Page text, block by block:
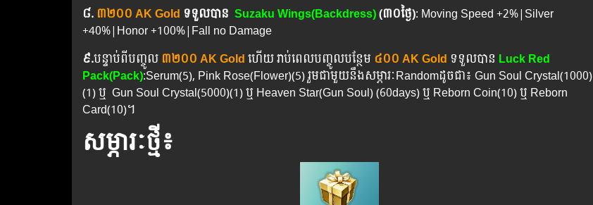
៨. ៣២០០ AK Gold ទទួលបាន Suzaku Wings(Backdress)(៣០ថ្ងៃ): Moving Speed +2%|Silver
+40%|Honor +100%|Fall no Damage
៩.បន្ទាប់ពីបញ្ចូល ៣២០០ AK Goldហើយ រាប់ពេលបញ្ចូលបន្ថែម ៤០០ AK Gold ទទួលបាន Luck Red
Pack(Pack):Serum(5), Pink Rose(Flower)(5) រួមជាមួយនឹងសម្ភារៈRandomដូចជា៖ Gun Soul Crystal(1000)
(1) ឬ Gun Soul Crystal(5000)(1) ឬ Heaven Star(Gun Soul) (60days) ឬ​ Reborn Coin(10) ឬ Reborn
Card(10)។
សម្ភារៈថ្មី៖